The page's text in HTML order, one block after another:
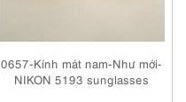
0657-Kính mát nam-Như mới-
NIKON 5193 sunglasses